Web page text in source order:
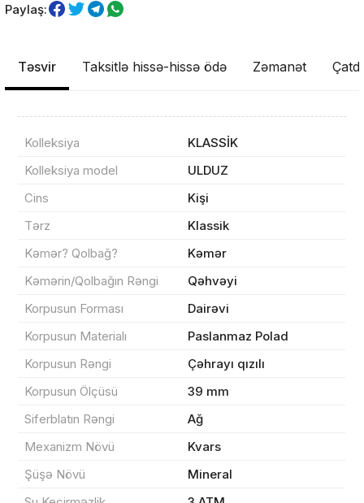
Paylaş:
Təsvir Taksitlə hissə-hissə ödə Zəmanət
Kolleksiya
KLASSİK
Kolleksiya model
ULDUZ
Cins
Kişi
Tərz
Klassik
Kəmər? Qolbağ?
Kəmər
Kəmərin/Qolbağın Rəngi
Qəhvəyi
Korpusun Forması
Dairəvi
Korpusun Materialı
Paslanmaz Polad
Korpusun Rəngi
Çəhrayı qızılı
Korpusun Ölçüsü
39 mm
Siferblatın Rəngi
Ağ
Mexanizm Növü
Kvars
Şüşə Növü
Mineral
Məhsul(lar) səbətə əlavə edildi
Sifarişin detalları
Məhsul toplam
Endirim